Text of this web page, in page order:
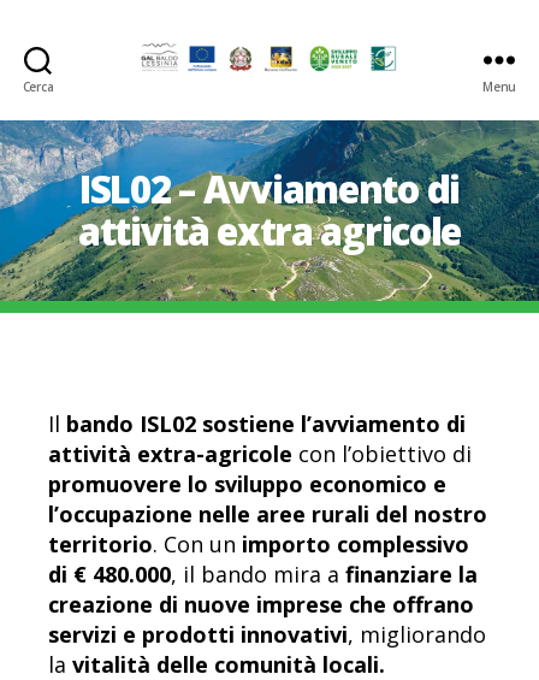
Cerca
Baldo-
Lessina
Menu
ISL02 – Avviamento di
attività extra agricole
Il bando ISL02 sostiene l’avviamento di
attività extra-agricole con l’obiettivo di
promuovere lo sviluppo economico e
l’occupazione nelle aree rurali del nostro
territorio. Con un importo complessivo
di € 480.000, il bando mira a finanziare la
creazione di nuove imprese che offrano
servizi e prodotti innovativi, migliorando
la vitalità delle comunità locali.